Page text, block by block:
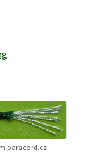
paracord.cz